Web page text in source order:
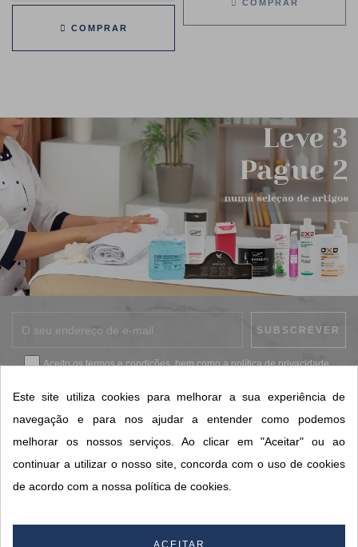
COMPRAR
COMPRAR
Aceito ostermos e condições, bem como apolítica de privacidade.
CONTACTOS SORISA
Este site utiliza cookies para melhorar a sua experiência de
navegação e para nos ajudar a entender como podemos
melhorar os nossos serviços. Ao clicar em "Aceitar" ou ao
continuar a utilizar o nosso site, concorda com o uso de cookies
de acordo com a nossa política de cookies.